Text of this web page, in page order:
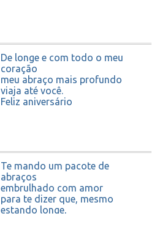
De longe e com todo o meu
coração
meu abraço mais profundo
viaja até você.
Feliz aniversário
Te mando um pacote de
abraços
embrulhado com amor
para te dizer que, mesmo
estando longe,